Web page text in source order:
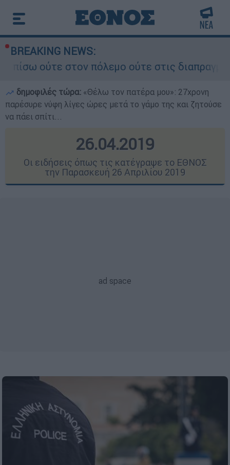
BREAKING NEWS:
ούτε στις διαπραγματεύσεις» - Οι
δημοφιλές τώρα: «Θέλω τον πατέρα μου»: 27χρονη
παρέσυρε νύφη λίγες ώρες μετά το γάμο της και ζητούσε
να πάει σπίτι...
26.04.2019
Οι ειδήσεις όπως τις κατέγραψε το ΕΘΝΟΣ
την Παρασκευή 26 Απριλίου 2019